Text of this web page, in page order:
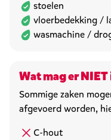
stoelen
vloerbedekking /
wasmachine /
Wat mag er NIET
Sommige zaken
afgevoerd worden,
C-hout